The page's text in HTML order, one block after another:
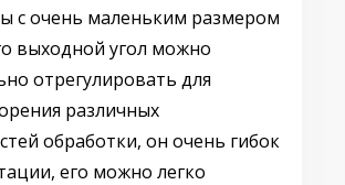
с очень маленьким размером
выходной угол можно
отрегулировать для
различных
обработки, он очень гибок
его можно легко